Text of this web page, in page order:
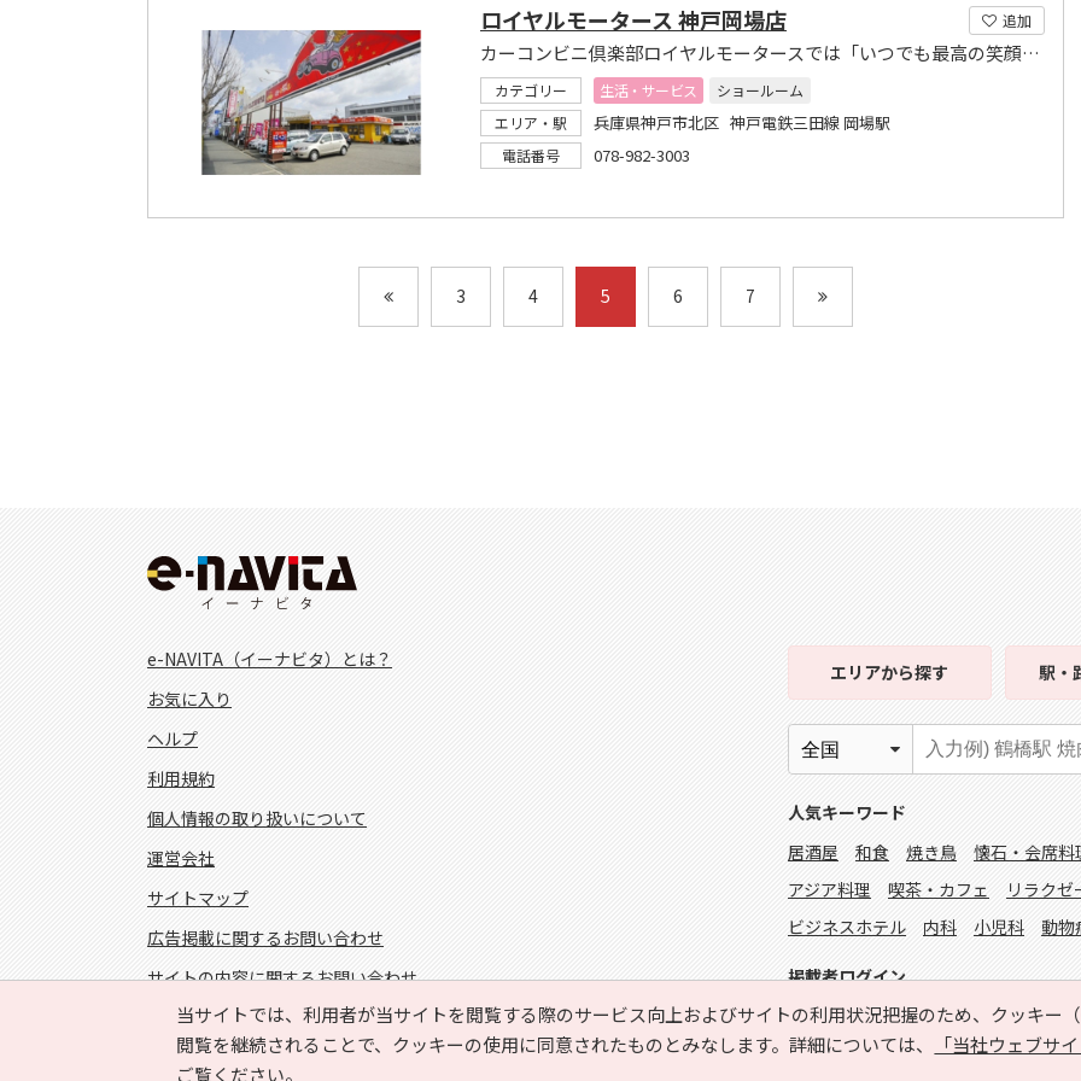
追加
ロイヤルモータース 神戸岡場店
カーコンビニ倶楽部ロイヤルモータースでは「いつでも最高の笑顔でお客様をお出迎え」
カテゴリー 生活・サービス
ショールーム
エリア・駅
兵庫県神戸市北区 神戸電鉄三田線 岡場駅
電話番号 078-982-3003
3 4 5 6 7
当サイトでは、利用者が当サイトを閲覧する際のサービス向上およびサイトの利用状況把握のため、クッキー
閲覧を継続されることで、クッキーの使用に同意されたものとみなします。詳細については、
「当社ウェブサ
ご覧ください。
e-NAVITA（イーナビタ）とは？
お気に入り
ヘルプ
利用規約
個人情報の取り扱いについて
運営会社
サイトマップ
広告掲載に関するお問い合わせ
サイトの内容に関するお問い合わせ
エリアから探す 駅・
人気キーワード
居酒屋
和食 焼き鳥 懐石・会席料
アジア料理
喫茶・カフェ リラクゼ
ビジネスホテル
内科 小児科 動物
掲載者ログイン
FOLLOW US!